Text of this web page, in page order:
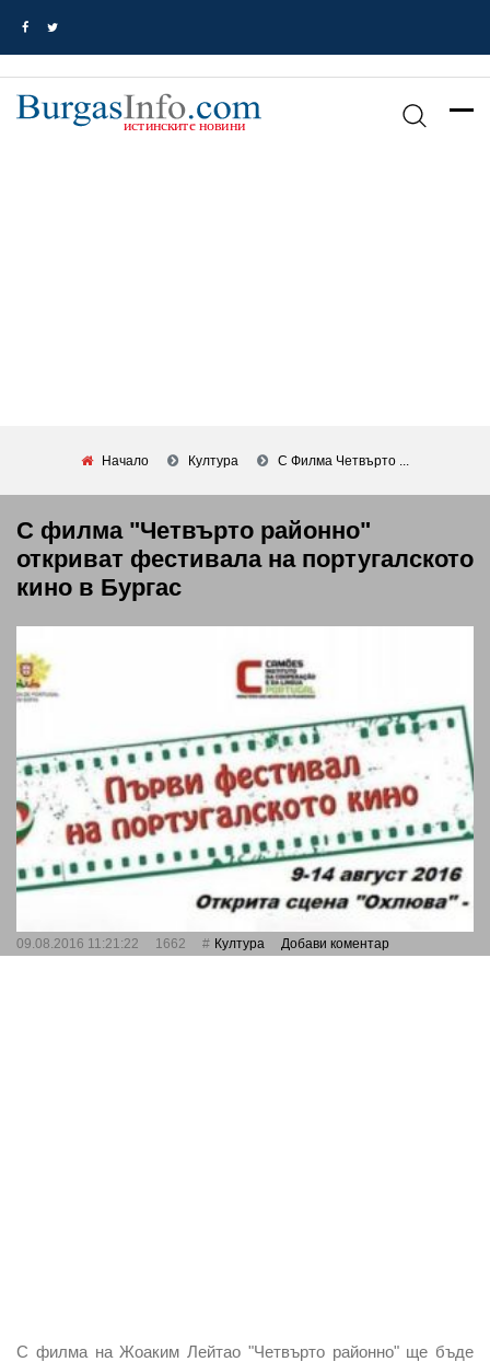
Начало Култура С Филма Четвърто ...
С филма "Четвърто районно"
откриват фестивала на португалското
кино в Бургас
09.08.2016 11:21:22 1662 Култура Добави коментар
С филма на Жоаким Лейтао "Четвърто районно" ще бъде